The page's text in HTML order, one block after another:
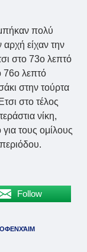
πολύ
είχαν την
στο 73ο λεπτό
76ο λεπτό
στην τούρτα
στο τέλος
νίκη,
για τους ομίλους
Follow